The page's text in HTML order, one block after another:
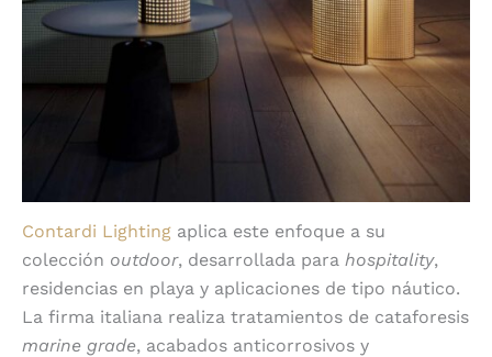
Contardi Lighting aplica este enfoque a su
colección outdoor, desarrollada para hospitality,
residencias en playa y aplicaciones de tipo náutico.
La firma italiana realiza tratamientos de cataforesis
marine grade, acabados anticorrosivos y